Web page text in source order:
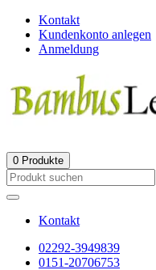
Kontakt
Kundenkonto anlegen
Anmeldung
0 Produkte
Kontakt
02292-3949839
0151-20706753